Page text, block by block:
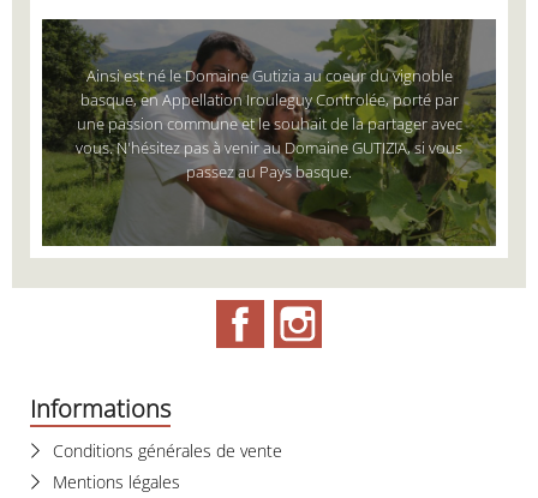
Ainsi est né le Domaine Gutizia au coeur du vignoble
basque, en Appellation Irouleguy Controlée, porté par
une passion commune et le souhait de la partager avec
vous. N'hésitez pas à venir au Domaine GUTIZIA, si vous
passez au Pays basque.
Facebook
Informations
Conditions générales de vente
Mentions légales